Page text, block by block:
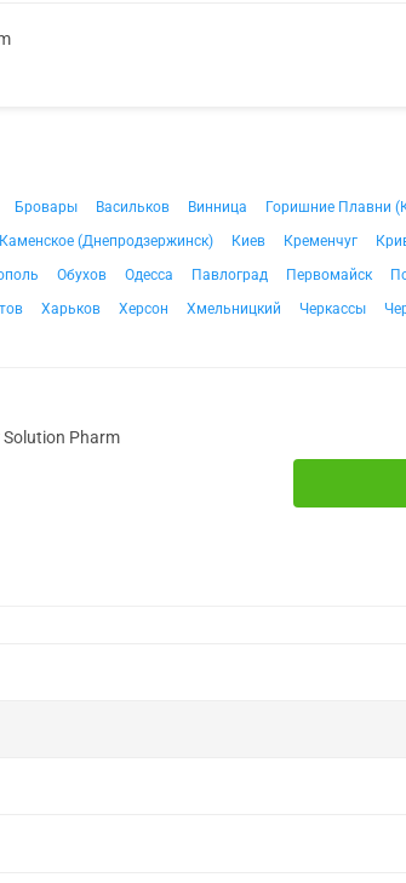
Бровары Васильков Винница Горишние Плавни
Каменское (Днепродзержинск) Киев Кременчуг
Обухов Одесса Павлоград Первомайск
Харьков Херсон Хмельницкий Черкассы
Pharm